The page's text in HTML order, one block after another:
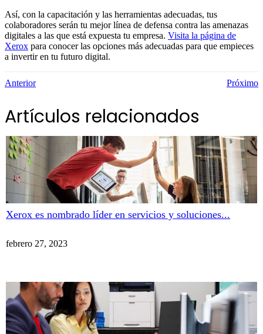
Así, con la capacitación y las herramientas adecuadas, tus
colaboradores serán tu mejor línea de defensa contra las amenazas
digitales a las que está expuesta tu empresa. Visita la página de
Xerox para conocer las opciones más adecuadas para que empieces
a invertir en tu futuro digital.
Anterior Próximo
Artículos relacionados
Xerox es nombrado líder en servicios y soluciones...
febrero 27, 2023